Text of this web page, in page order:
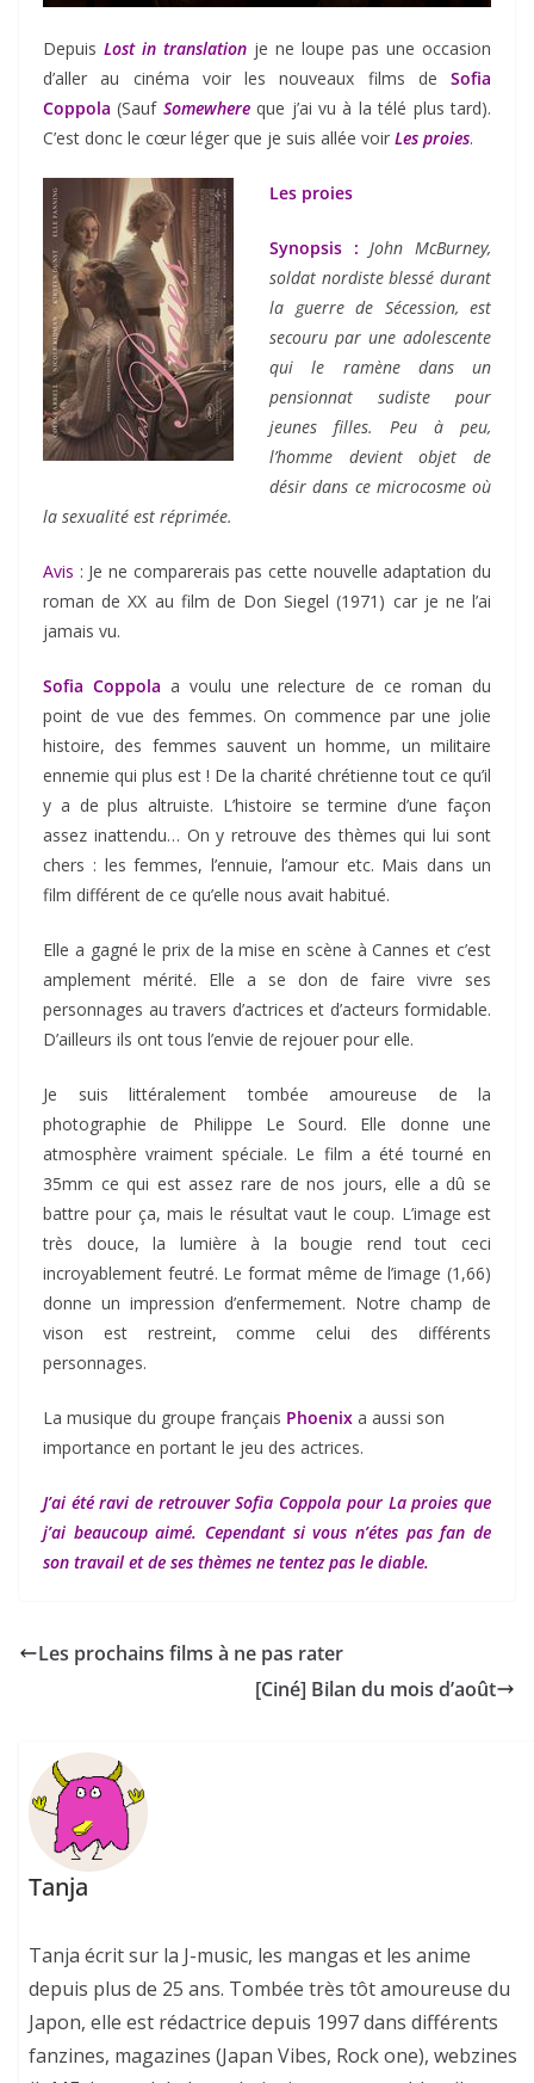
Depuis Lost in translation je ne loupe pas une occasion
d’aller au cinéma voir les nouveaux films de Sofia
Coppola (Sauf Somewhereque j’ai vu à la télé plus tard).
C’est donc le cœur léger que je suis allée voir Les proies.
Les proies
Synopsis :John McBurney,
soldat nordiste blessé durant
la guerre de Sécession, est
secouru par une adolescente
qui le ramène dans un
pensionnat sudiste pour
jeunes filles. Peu à peu,
l’homme devient objet de
désir dans ce microcosme où
la sexualité est réprimée.
Avis : Je ne comparerais pas cette nouvelle adaptation du
roman de XX au film de Don Siegel (1971) car je ne l’ai
jamais vu.
Sofia Coppola a voulu une relecture de ce roman du
point de vue des femmes. On commence par une jolie
histoire, des femmes sauvent un homme, un militaire
ennemie qui plus est ! De la charité chrétienne tout ce qu’il
y a de plus altruiste. L’histoire se termine d’une façon
assez inattendu… On y retrouve des thèmes qui lui sont
chers : les femmes, l’ennuie, l’amour etc. Mais dans un
film différent de ce qu’elle nous avait habitué.
Elle a gagné le prix de la mise en scène à Cannes et c’est
amplement mérité. Elle a se don de faire vivre ses
personnages au travers d’actrices et d’acteurs formidable.
D’ailleurs ils ont tous l’envie de rejouer pour elle.
Je suis littéralement tombée amoureuse de la
photographie de Philippe Le Sourd. Elle donne une
atmosphère vraiment spéciale. Le film a été tourné en
35mm ce qui est assez rare de nos jours, elle a dû se
battre pour ça, mais le résultat vaut le coup. L’image est
très douce, la lumière à la bougie rend tout ceci
incroyablement feutré. Le format même de l’image (1,66)
donne un impression d’enfermement. Notre champ de
vison est restreint, comme celui des différents
personnages.
La musique du groupe français Phoenix a aussi son
importance en portant le jeu des actrices.
J’ai été ravi de retrouver Sofia Coppola pour La proies que
j’ai beaucoup aimé. Cependant si vous n’étes pas fan de
son travail et de ses thèmes ne tentez pas le diable.
Les prochains films à ne pas rater
[Ciné] Bilan du mois d’août
Tanja
Tanja écrit sur la J-music, les mangas et les anime
depuis plus de 25 ans. Tombée très tôt amoureuse du
Japon, elle est rédactrice depuis 1997 dans différents
fanzines, magazines (Japan Vibes, Rock one), webzines